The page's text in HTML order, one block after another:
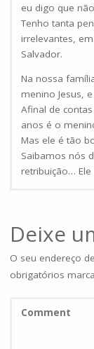
eu digo que
Tenho tanta
irrelevantes,
Salvador.
Na nossa
menino Jesus,
Afinal de
anos é o
Mas ele é tão
Saibamos nós
retribuição…
Deixe
O seu endereço
obrigatórios